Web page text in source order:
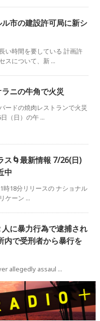
ル市の建設許可局に新シ
い時間を要している 計画許
スについて、新 ...
ラニの牛角で火災
ードの焼肉レストランで火災
（日）の午 ...
ス🌀最新情報 7/26(日)
中
時18分リリースの ナショナル
ケーン ...
人に暴力行為で逮捕され
で受刑者から暴行を
allegedly assaul ...